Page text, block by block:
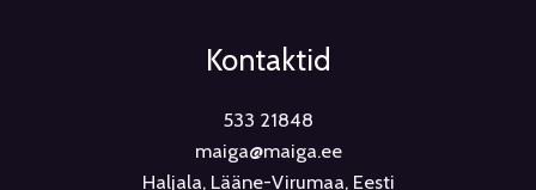
Kontaktid
533 21848
maiga@maiga.ee
Haljala, Lääne-Virumaa, Eesti